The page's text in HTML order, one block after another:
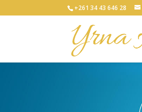
+261 34 43 646 28